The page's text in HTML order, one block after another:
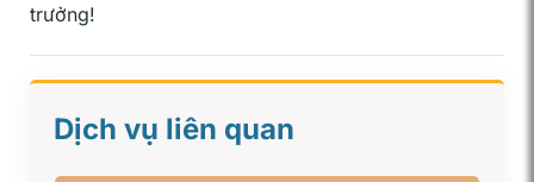
trưởng!
Dịch vụ liên quan